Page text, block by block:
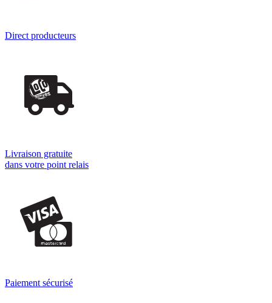
Direct producteurs
Livraison gratuite
dans votre point relais
Paiement sécurisé